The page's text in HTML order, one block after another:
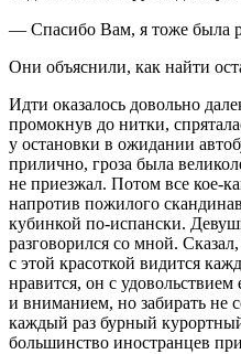
— Спасибо Вам, я тоже была
Они объяснили, как найти
Идти оказалось довольно
промокнув до нитки,
у остановки в ожидании
прилично, гроза была
не приезжал. Потом все кое-
напротив пожилого
кубинкой по-испански.
разговорился со мной.
с этой красоткой видится
нравится, он с удовольствием
и вниманием, но забирать не
каждый раз бурный
большинство иностранцев